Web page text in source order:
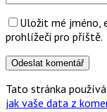
Uložit mé jméno,
prohlížeči pro příště.
Tato stránka
jak vaše data z